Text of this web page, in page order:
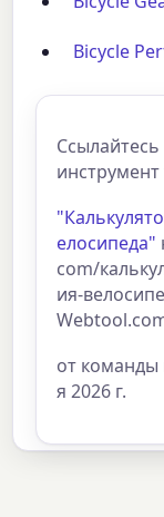
Bicycle
Ссылайтесь
инструмент
елосипеда"
com/
ия-
от
я 2026 г.